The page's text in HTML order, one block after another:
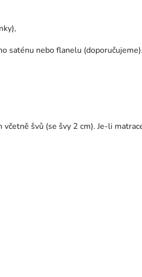
saténu nebo flanelu (doporučujeme).
švů (se švy 2 cm). Je-li